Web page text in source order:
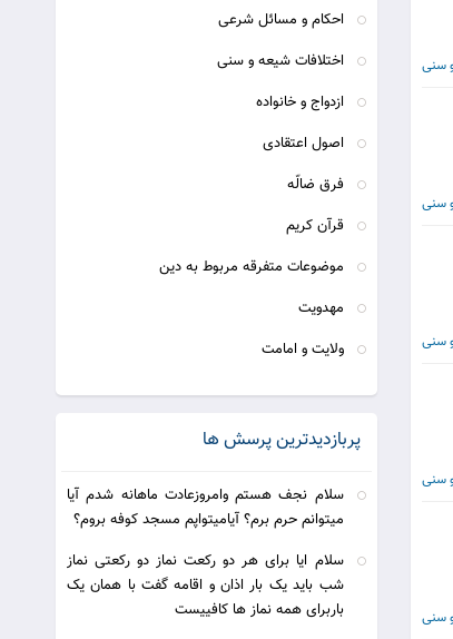
سنی
سنی
سنی
سنی
سنی
احکام و مسائل شرعی
اختلافات شیعه و سنی
ازدواج و خانواده
اصول اعتقادی
فرق ضالّه
قرآن کریم
موضوعات متفرقه مربوط به دین
مهدویت
ولایت و امامت
پربازدیدترین پرسش ها
سلام نجف هستم وامروزعادت ماهانه شدم آیا
میتوانم حرم برم؟ آیامیتواپم مسجد کوفه بروم؟
سلام ایا برای هر دو رکعت نماز دو رکعتی نماز
شب باید یک بار اذان و اقامه گفت با همان یک
باربرای همه نماز ها کافییست